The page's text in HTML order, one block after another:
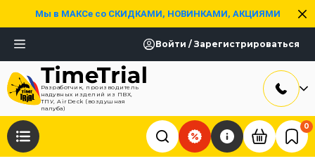
Мы в МАКСе со СКИДКАМИ, НОВИНКАМИ, АКЦИЯМИ
Войти / Зарегистрироваться
Разработчик, производитель
надувных изделий из ПВХ,
ТПУ, AirDeck (воздушная
палуба)
0